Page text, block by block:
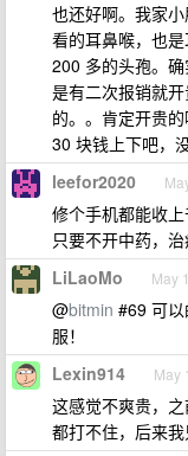
也还好啊。我家
看的耳鼻喉，也
200 多的头孢。
是有二次报销就
的。。肯定开贵
30 块钱上下吧，
leefor2020
修个手机都能收
只要不开中药，
LiLaoMo May
@bitmin #69 可
服！
Lexin914 May
这感觉不爽贵，
都打不住，后来